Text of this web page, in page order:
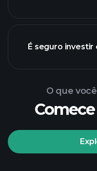
corretor
diários de
É seguro investir
diários de
IA
O que